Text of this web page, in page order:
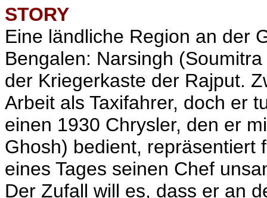
STORY
Eine ländliche Region an der
Bengalen: Narsingh
der Kriegerkaste der Rajput.
Arbeit als Taxifahrer, doch er
einen 1930 Chrysler, den er
Ghosh) bedient, repräsentiert
eines Tages seinen Chef
Der Zufall will es, dass er an